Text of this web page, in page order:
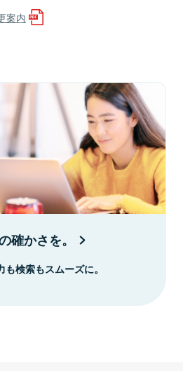
案内
確かさを。
検索もスムーズに。